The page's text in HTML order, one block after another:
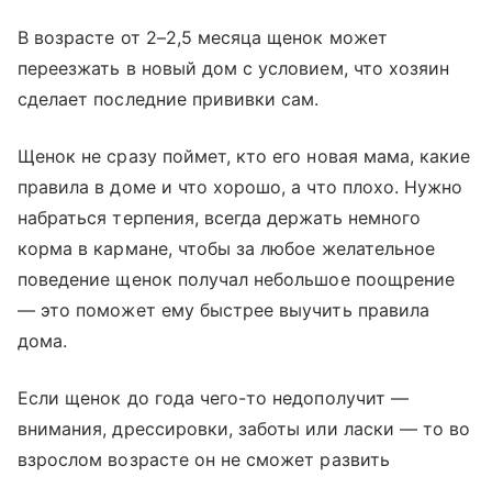
В возрасте от 2–2,5 месяца щенок может
переезжать в новый дом с условием, что хозяин
сделает последние прививки сам.
Щенок не сразу поймет, кто его новая мама, какие
правила в доме и что хорошо, а что плохо. Нужно
набраться терпения, всегда держать немного
корма в кармане, чтобы за любое желательное
поведение щенок получал небольшое поощрение
— это поможет ему быстрее выучить правила
дома.
Если щенок до года чего-то недополучит —
внимания, дрессировки, заботы или ласки — то во
взрослом возрасте он не сможет развить